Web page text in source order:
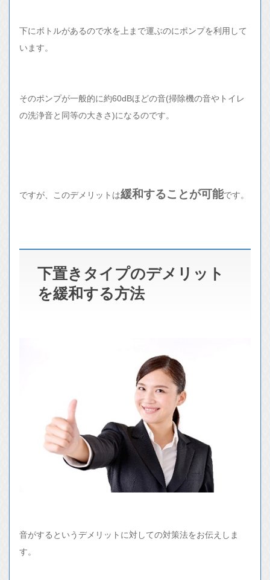
下にボトルがあるので水を上まで運ぶのにポンプを利用して
います。
そのポンプが一般的に約60dBほどの音(掃除機の音やトイレ
の洗浄音と同等の大きさ)になるのです。
ですが、このデメリットは緩和することが可能です。
下置きタイプのデメリット
を緩和する方法
音がするというデメリットに対しての対策法をお伝えしま
す。